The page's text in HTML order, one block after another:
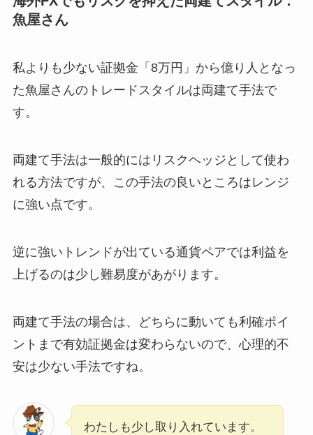
魚屋さん
私よりも少ない証拠金「8万円」から億り人となっ
た魚屋さんのトレードスタイルは両建て手法で
す。
両建て手法は一般的にはリスクヘッジとして使わ
れる方法ですが、この手法の良いところはレンジ
に強い点です。
逆に強いトレンドが出ている通貨ペアでは利益を
上げるのは少し難易度があがります。
両建て手法の場合は、どちらに動いても利確ポイ
ントまで有効証拠金は変わらないので、心理的不
安は少ない手法ですね。
わたしも少し取り入れています。